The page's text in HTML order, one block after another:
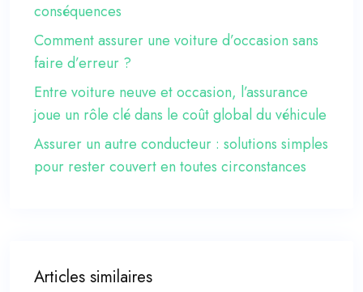
conséquences
Comment assurer une voiture d’occasion sans
faire d’erreur ?
Entre voiture neuve et occasion, l’assurance
joue un rôle clé dans le coût global du véhicule
Assurer un autre conducteur : solutions simples
pour rester couvert en toutes circonstances
Articles similaires